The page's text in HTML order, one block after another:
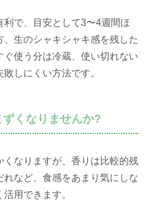
利で、目安として3〜4週間ほ
、生のシャキシャキ感を残した
使う分は冷蔵、使い切れない
しにくい方法です。
くなりませんか?
なりますが、香りは比較的残
れなど、食感をあまり気にしな
用できます。